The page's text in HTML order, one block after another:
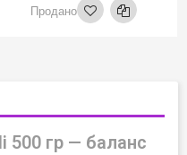
Продано
500 гр — баланс